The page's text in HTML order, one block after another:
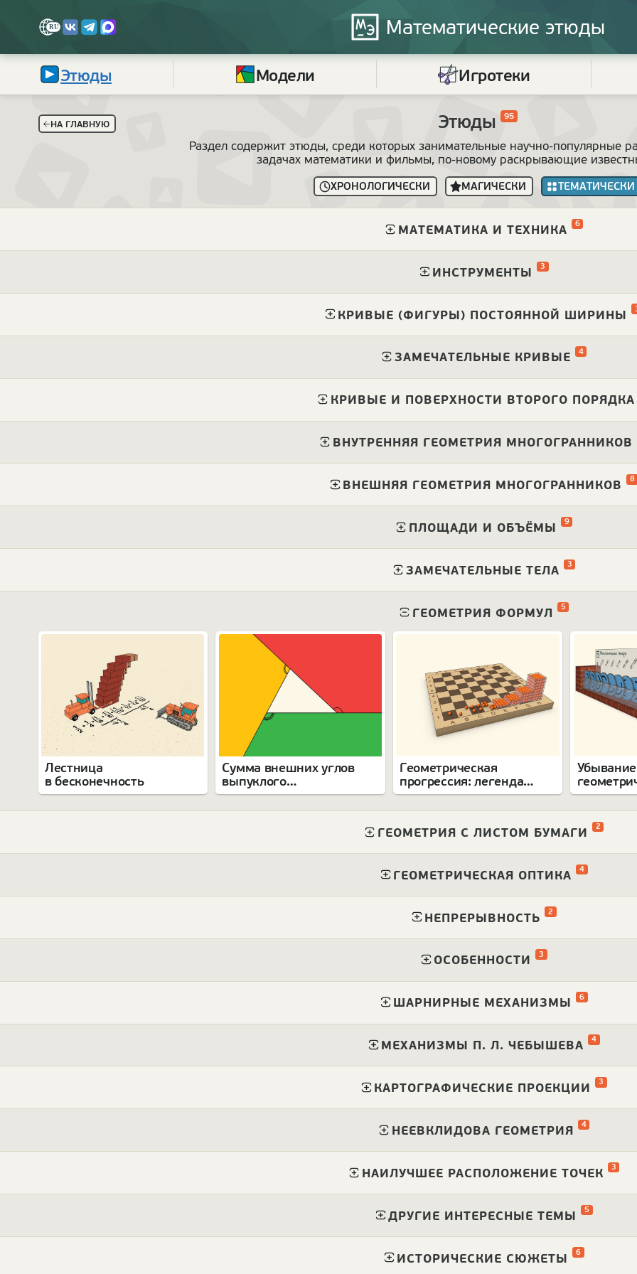
Математические этюды
Этюды Модели Игротеки
НА ГЛАВНУЮ Этюды 95
Раздел содержит этюды, среди которых занимательные научно-популярные
задачах математики и фильмы, по-новому раскрывающие
ХРОНОЛОГИЧЕСКИ МАГИЧЕСКИ ТЕМАТИЧЕСКИ
МАТЕМАТИКА И ТЕХНИКА 6
ИНСТРУМЕНТЫ 3
КРИВЫЕ (ФИГУРЫ) ПОСТОЯННОЙ ШИРИНЫ
ЗАМЕЧАТЕЛЬНЫЕ КРИВЫЕ 4
КРИВЫЕ И ПОВЕРХНОСТИ ВТОРОГО ПОРЯДКА
ВНУТРЕННЯЯ ГЕОМЕТРИЯ МНОГОГРАННИКОВ
ВНЕШНЯЯ ГЕОМЕТРИЯ МНОГОГРАННИКОВ 8
ПЛОЩАДИ И ОБЪЁМЫ 9
ЗАМЕЧАТЕЛЬНЫЕ ТЕЛА 3
ГЕОМЕТРИЯ ФОРМУЛ 5
Лестница
в бесконечность
Сумма внешних углов
выпуклого
многоугольника
Геометрическая
прогрессия: легенда
о шахматах
Убывание
ГЕОМЕТРИЯ С ЛИСТОМ БУМАГИ 2
ГЕОМЕТРИЧЕСКАЯ ОПТИКА 4
НЕПРЕРЫВНОСТЬ 2
ОСОБЕННОСТИ 3
ШАРНИРНЫЕ МЕХАНИЗМЫ 6
МЕХАНИЗМЫ П. Л. ЧЕБЫШЕВА 4
КАРТОГРАФИЧЕСКИЕ ПРОЕКЦИИ 3
НЕЕВКЛИДОВА ГЕОМЕТРИЯ 4
НАИЛУЧШЕЕ РАСПОЛОЖЕНИЕ ТОЧЕК 3
ДРУГИЕ ИНТЕРЕСНЫЕ ТЕМЫ 5
ИСТОРИЧЕСКИЕ СЮЖЕТЫ 6